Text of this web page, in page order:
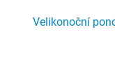
Velikonoční